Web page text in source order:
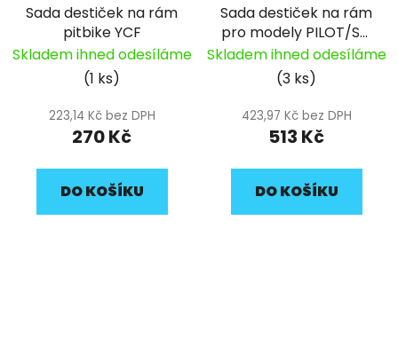
Sada destiček na rám
pitbike YCF
Skladem ihned odesíláme
(1 ks)
223,14 Kč bez DPH
270 Kč
DO KOŠÍKU
Sada destiček na rám
pro modely PILOT/SM
pitbike YCF
Skladem ihned odesíláme
(3 ks)
423,97 Kč bez DPH
513 Kč
DO KOŠÍKU